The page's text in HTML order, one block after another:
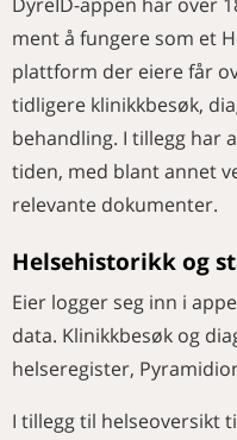
ment å fungere som et
plattform der eiere får
tidligere klinikkbesøk,
behandling. I tillegg har
tiden, med blant annet
relevante dokumenter.
Helsehistorikk og
Eier logger seg inn i
data. Klinikkbesøk og
helseregister,
I tillegg til helseoversikt